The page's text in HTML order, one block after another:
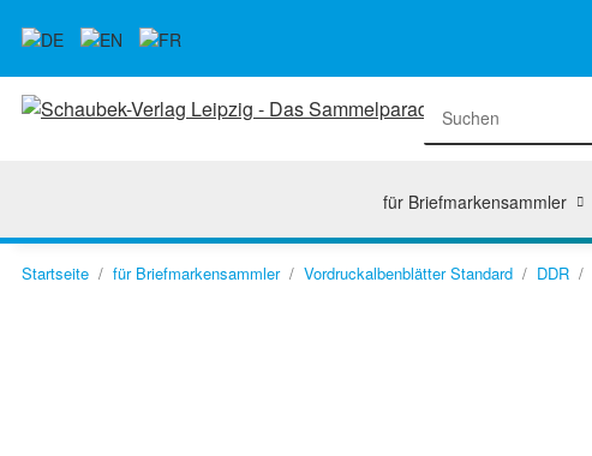
für Briefmarkensammler
Startseite für Briefmarkensammler Vordruckalbenblätter Standard DDR